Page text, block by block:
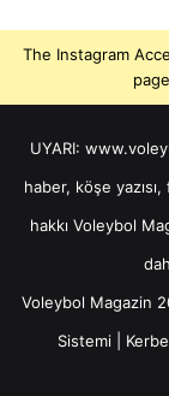
The Instagram
UYARI:
haber, köşe
hakkı Voleybol
Voleybol Magazin
Sistemi|